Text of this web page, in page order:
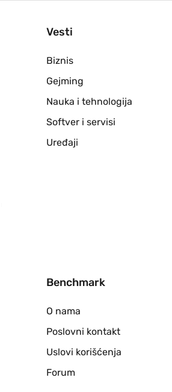
Vesti
Biznis
Gejming
Nauka i tehnologija
Softver i servisi
Uređaji
Benchmark
O nama
Poslovni kontakt
Uslovi korišćenja
Forum